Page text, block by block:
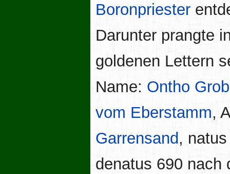
Boronpriester
Darunter prangte
goldenen Lettern
Name: Ontho
vom Eberstamm,
Garrensand,
denatus 690 nach